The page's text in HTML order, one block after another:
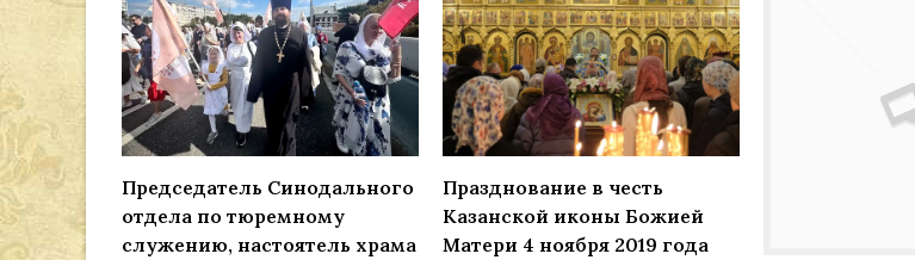
Председатель Cинодального
отдела по тюремному
служению, настоятель храма
Празднование в честь
Казанской иконы Божией
Матери 4 ноября 2019 года